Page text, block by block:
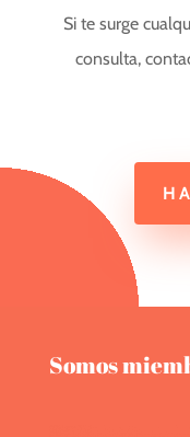
Si te surge
consulta,
Somos